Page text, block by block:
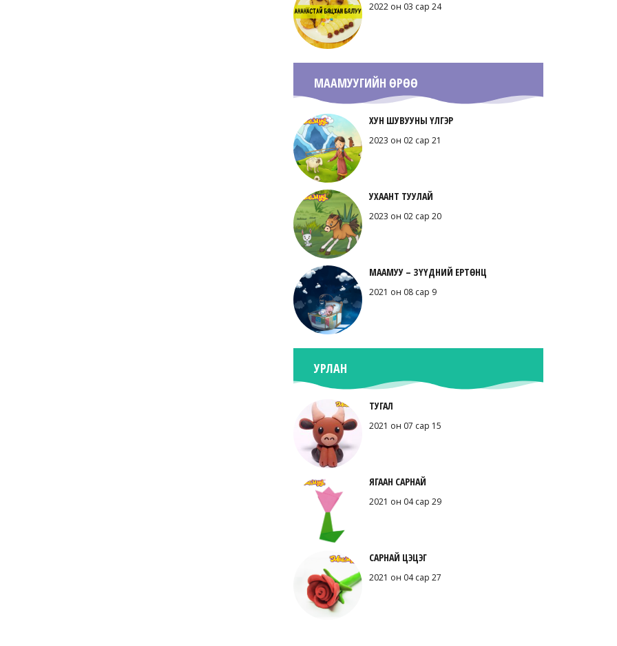
2022 он 03 сар 24
МААМУУГИЙН ӨРӨӨ
ХУН ШУВУУНЫ ҮЛГЭР
2023 он 02 сар 21
УХААНТ ТУУЛАЙ
2023 он 02 сар 20
МААМУУ – ЗҮҮДНИЙ ЕРТӨНЦ
2021 он 08 сар 9
УРЛАН
ТУГАЛ
2021 он 07 сар 15
ЯГААН САРНАЙ
2021 он 04 сар 29
САРНАЙ ЦЭЦЭГ
2021 он 04 сар 27